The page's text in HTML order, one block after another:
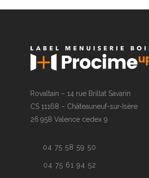
Rovaltain – 14 rue Brillat Savarin
CS 11168 – Châteauneuf-sur-Isère
26 958 Valence cedex 9
04 75 58 59 50
04 75 61 94 52